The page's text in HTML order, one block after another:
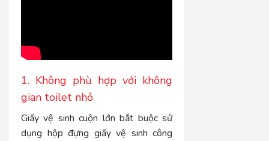
1. Không phù hợp với không
gian toilet nhỏ
Giấy vệ sinh cuộn lớn bắt buộc sử
dụng hộp đựng giấy vệ sinh công